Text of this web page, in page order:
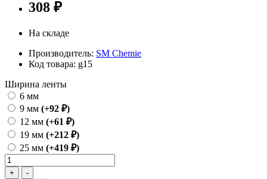
308 ₽
На складе
Производитель: SM Chemie
Код товара: g15
Ширина ленты
6 мм
9 мм (+92 ₽)
12 мм (+61 ₽)
19 мм (+212 ₽)
25 мм (+419 ₽)